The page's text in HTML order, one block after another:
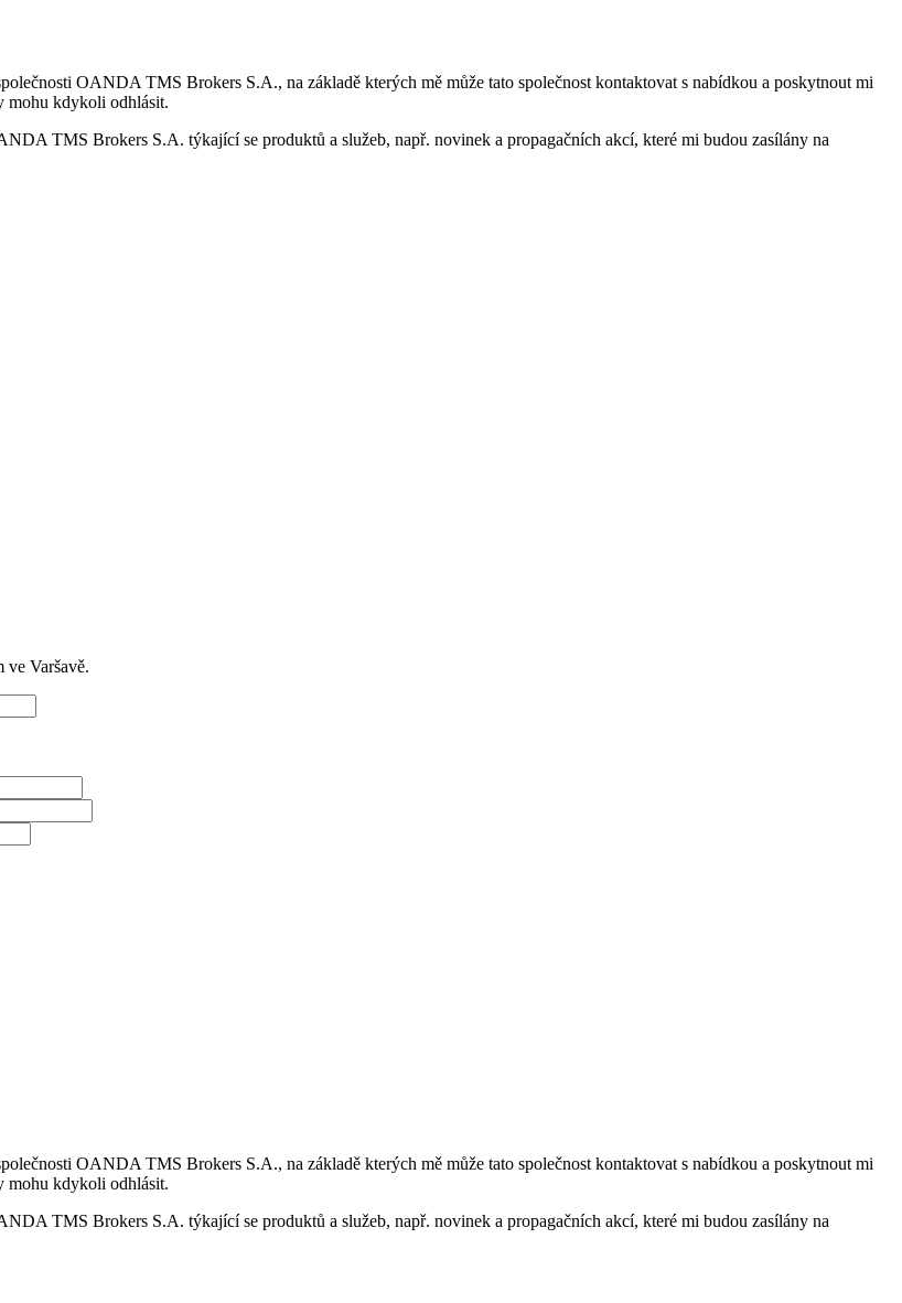
OANDA TMS Brokers S.A., na základě kterých mě může tato společnost kontaktovat s nabídkou a poskytnout mi
mohu kdykoli odhlásit.
TMS Brokers S.A. týkající se produktů a služeb, např. novinek a propagačních akcí, které mi budou zasílány na
Varšavě.
OANDA TMS Brokers S.A., na základě kterých mě může tato společnost kontaktovat s nabídkou a poskytnout mi
mohu kdykoli odhlásit.
TMS Brokers S.A. týkající se produktů a služeb, např. novinek a propagačních akcí, které mi budou zasílány na